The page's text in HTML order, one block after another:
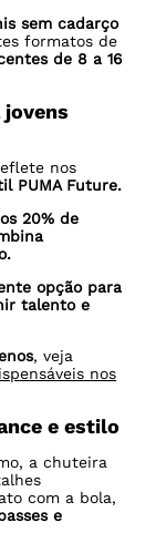
sem cadarço
formatos de
de 8 a 16
nos
PUMA Future.
20% de
opção para
talento e
, veja
nos
e estilo
a chuteira
com a bola,
e